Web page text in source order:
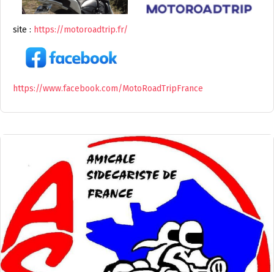
site : https://motoroadtrip.fr/
https://www.facebook.com/MotoRoadTripFrance